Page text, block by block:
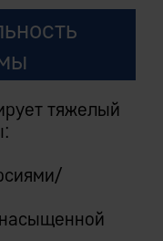
тяжелый